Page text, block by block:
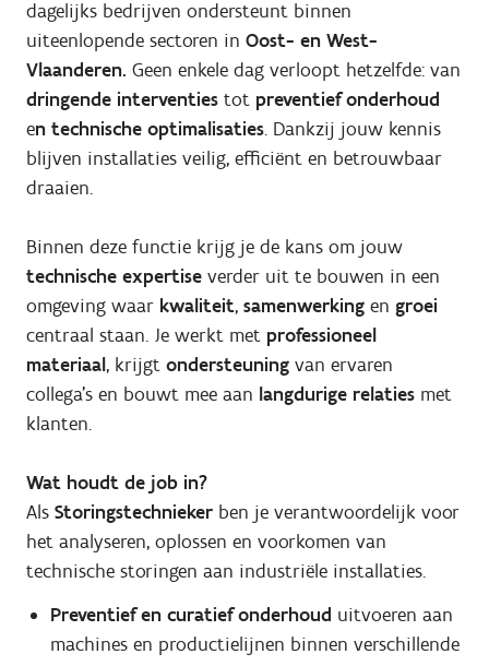
dagelijks bedrijven ondersteunt binnen
uiteenlopende sectoren in Oost- en West-
Vlaanderen. Geen enkele dag verloopt hetzelfde: van
dringende interventies tot preventief onderhoud
en technische optimalisaties. Dankzij jouw kennis
blijven installaties veilig, efficiënt en betrouwbaar
draaien.
Binnen deze functie krijg je de kans om jouw
technische expertise verder uit te bouwen in een
omgeving waar kwaliteit, samenwerking en groei
centraal staan. Je werkt met professioneel
materiaal, krijgt ondersteuning van ervaren
collega’s en bouwt mee aan langdurige relaties met
klanten.
Wat houdt de job in?
Als Storingstechnieker ben je verantwoordelijk voor
het analyseren, oplossen en voorkomen van
technische storingen aan industriële installaties.
Preventief en curatief onderhoud uitvoeren aan
machines en productielijnen binnen verschillende